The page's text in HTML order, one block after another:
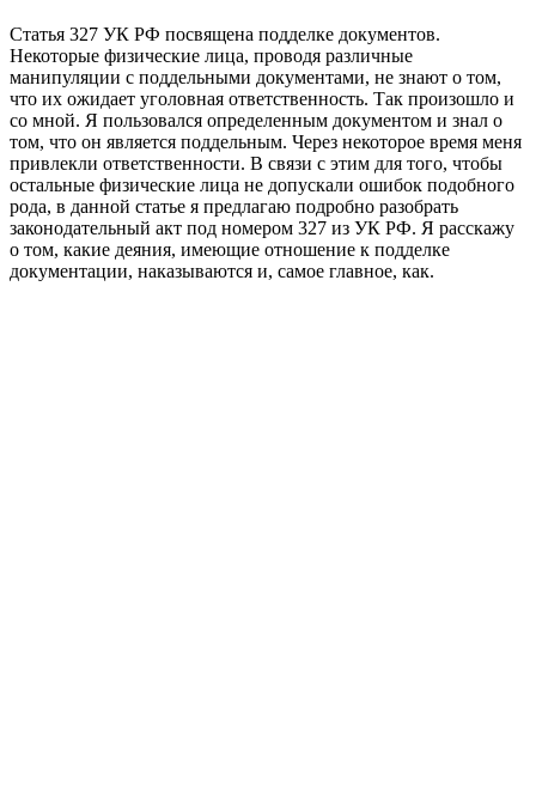
Статья 327 УК РФ посвящена подделке документов.
Некоторые физические лица, проводя различные
манипуляции с поддельными документами, не знают о том,
что их ожидает уголовная ответственность. Так произошло и
со мной. Я пользовался определенным документом и знал о
том, что он является поддельным. Через некоторое время меня
привлекли ответственности. В связи с этим для того, чтобы
остальные физические лица не допускали ошибок подобного
рода, в данной статье я предлагаю подробно разобрать
законодательный акт под номером 327 из УК РФ. Я расскажу
о том, какие деяния, имеющие отношение к подделке
документации, наказываются и, самое главное, как.